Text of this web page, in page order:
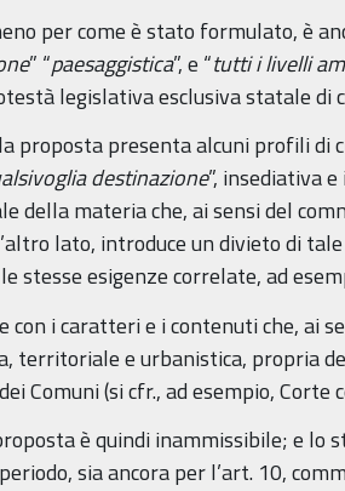
per come è stato formulato, è
” “paesaggistica”, e “tutti i livelli
legislativa esclusiva statale di
proposta presenta alcuni profili
destinazione”, insediativa
della materia che, ai sensi del
lato, introduce un divieto di
stesse esigenze correlate, ad
i caratteri e i contenuti che, ai
territoriale e urbanistica, propria
Comuni (si cfr., ad esempio, Corte
è quindi inammissibile; e lo
sia ancora per l’art. 10,